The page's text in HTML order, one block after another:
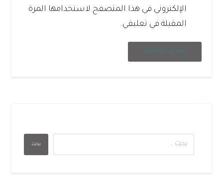
الإلكتروني في هذا المتصفح لاستخدامها المرة
المقبلة في تعليقي.
إرسال التعليق
بحث